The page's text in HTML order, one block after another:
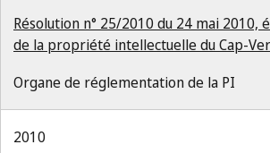
Résolution n° 25/2010 du 24 mai 2010,
de la propriété intellectuelle du Cap-
Organe de réglementation de la PI
2010